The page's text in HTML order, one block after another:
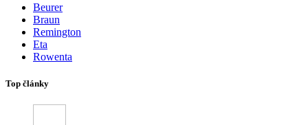
Beurer
Braun
Remington
Eta
Rowenta
Top články